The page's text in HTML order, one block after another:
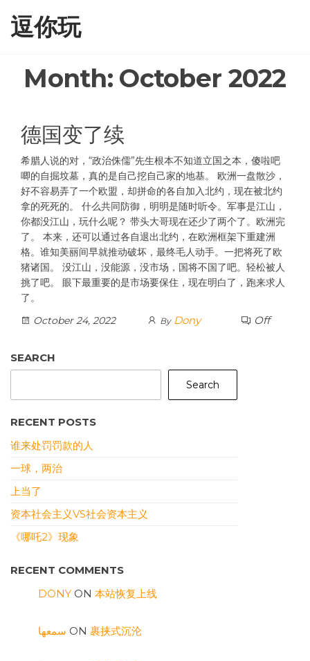
the逗你玩
Month: October 2022
德国变了续
希腊人说的对，“政治侏儒”先生根本不知道立国之本，傻啦吧
唧的自掘坟墓，真的是自己挖自己家的地基。 欧洲一盘散沙，
好不容易弄了一个欧盟，却拼命的各自加入北约，现在被北约
拿的死死的。 什么共同防御，明明是随时听令。军事是江山，
你都没江山，玩什么呢？ 带头大哥现在还少了两个了。欧洲完
了。 本来，还可以通过各自退出北约，在欧洲框架下重建洲
格。谁知美丽间早就推动破坏，最终毛人动手。一把将死了欧
猪诸国。 没江山，没能源，没市场，国将不国了吧。轻松被人
挑了吧。 眼下最重要的是市场要保住，现在明白了，跑来求人
了。
October 24, 2022
By Dony Off
SEARCH
Search
RECENT POSTS
谁来处罚罚款的人
一球，两治
上当了
资本社会主义VS社会资本主义
《哪吒2》现象
RECENT COMMENTS
DONY ON 本站恢复上线
سمعها ON 裹挟式沉沦